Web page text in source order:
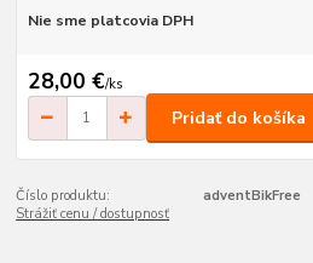
Nie sme platcovia DPH
28,00 €/ks
Pridať do košíka
Číslo produktu:
adventBikFree
Strážiť cenu / dostupnosť